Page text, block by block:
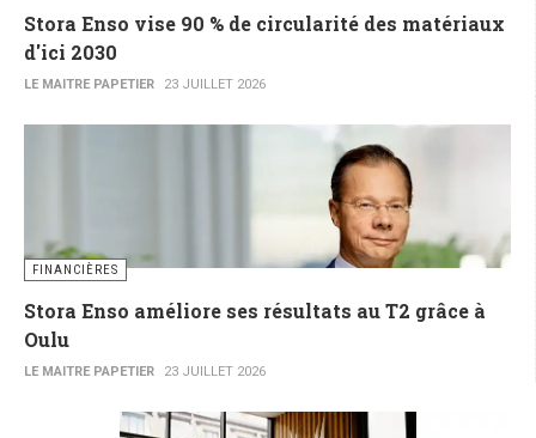
Stora Enso vise 90 % de circularité des matériaux
d'ici 2030
LE MAITRE PAPETIER 23 JUILLET 2026
FINANCIÈRES
Stora Enso améliore ses résultats au T2 grâce à
Oulu
LE MAITRE PAPETIER 23 JUILLET 2026